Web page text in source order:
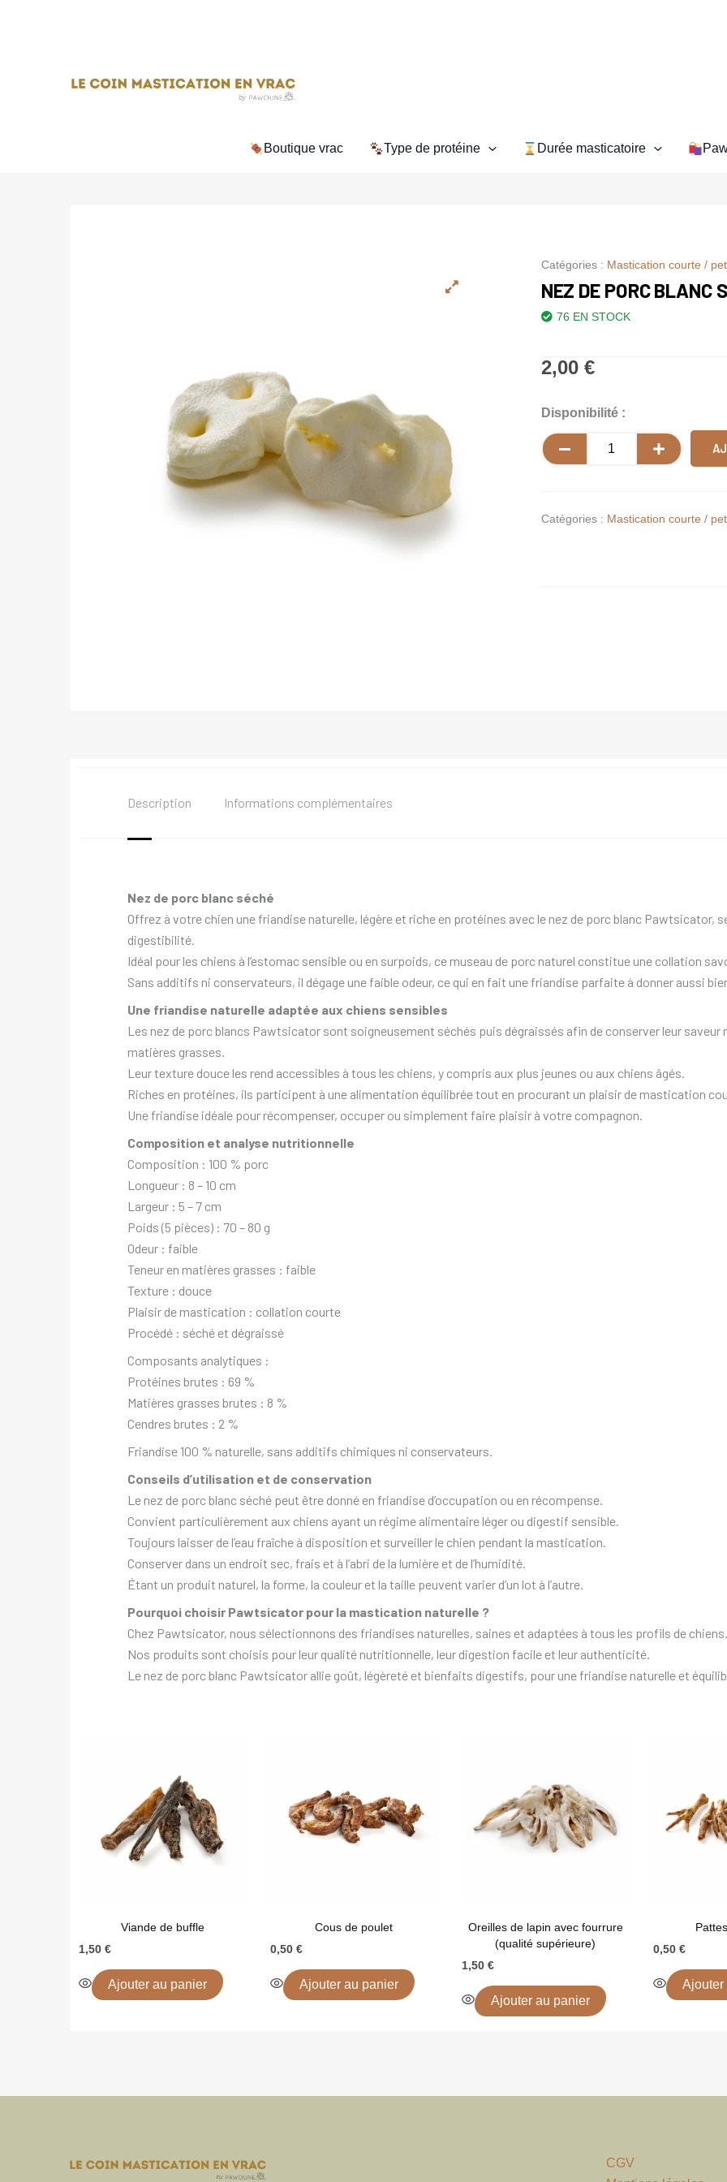
Boutique vrac Type de protéine Durée masticatoire
Catégories : Mastication courte /
NEZ DE PORC BLANC
76 EN STOCK
2,00 €
Disponibilité :
quantité
Nez
blanc
Catégories : Mastication courte /
Description Informations complémentaires
Nez de porc blanc séché
Offrez à votre chien une friandise naturelle, légère et riche en protéines avec le nez de porc blanc Pawtsicator,
digestibilité.
Idéal pour les chiens à l’estomac sensible ou en surpoids, ce museau de porc naturel constitue une collation
Sans additifs ni conservateurs, il dégage une faible odeur, ce qui en fait une friandise parfaite à donner aussi
Une friandise naturelle adaptée aux chiens sensibles
Les nez de porc blancs Pawtsicator sont soigneusement séchés puis dégraissés afin de conserver leur saveur
matières grasses.
Leur texture douce les rend accessibles à tous les chiens, y compris aux plus jeunes ou aux chiens âgés.
Riches en protéines, ils participent à une alimentation équilibrée tout en procurant un plaisir de mastication
Une friandise idéale pour récompenser, occuper ou simplement faire plaisir à votre compagnon.
Composition et analyse nutritionnelle
Composition : 100 % porc
Longueur : 8 – 10 cm
Largeur : 5 – 7 cm
Poids (5 pièces) : 70 – 80 g
Odeur : faible
Teneur en matières grasses : faible
Texture : douce
Plaisir de mastication : collation courte
Procédé : séché et dégraissé
Composants analytiques :
Protéines brutes : 69 %
Matières grasses brutes : 8 %
Cendres brutes : 2 %
Friandise 100 % naturelle, sans additifs chimiques ni conservateurs.
Conseils d’utilisation et de conservation
Le nez de porc blanc séché peut être donné en friandise d’occupation ou en récompense.
Convient particulièrement aux chiens ayant un régime alimentaire léger ou digestif sensible.
Toujours laisser de l’eau fraîche à disposition et surveiller le chien pendant la mastication.
Conserver dans un endroit sec, frais et à l’abri de la lumière et de l’humidité.
Étant un produit naturel, la forme, la couleur et la taille peuvent varier d’un lot à l’autre.
Pourquoi choisir Pawtsicator pour la mastication naturelle ?
Chez Pawtsicator, nous sélectionnons des friandises naturelles, saines et adaptées à tous les profils de chiens.
Nos produits sont choisis pour leur qualité nutritionnelle, leur digestion facile et leur authenticité.
Le nez de porc blanc Pawtsicator allie goût, légèreté et bienfaits digestifs, pour une friandise naturelle et
Viande de buffle
1,50 €
Ajouter au panier
Cous de poulet
0,50 €
Ajouter au panier
Oreilles de lapin avec fourrure
(qualité supérieure)
1,50 €
Ajouter au panier
0,50 €
Ajouter
CGV